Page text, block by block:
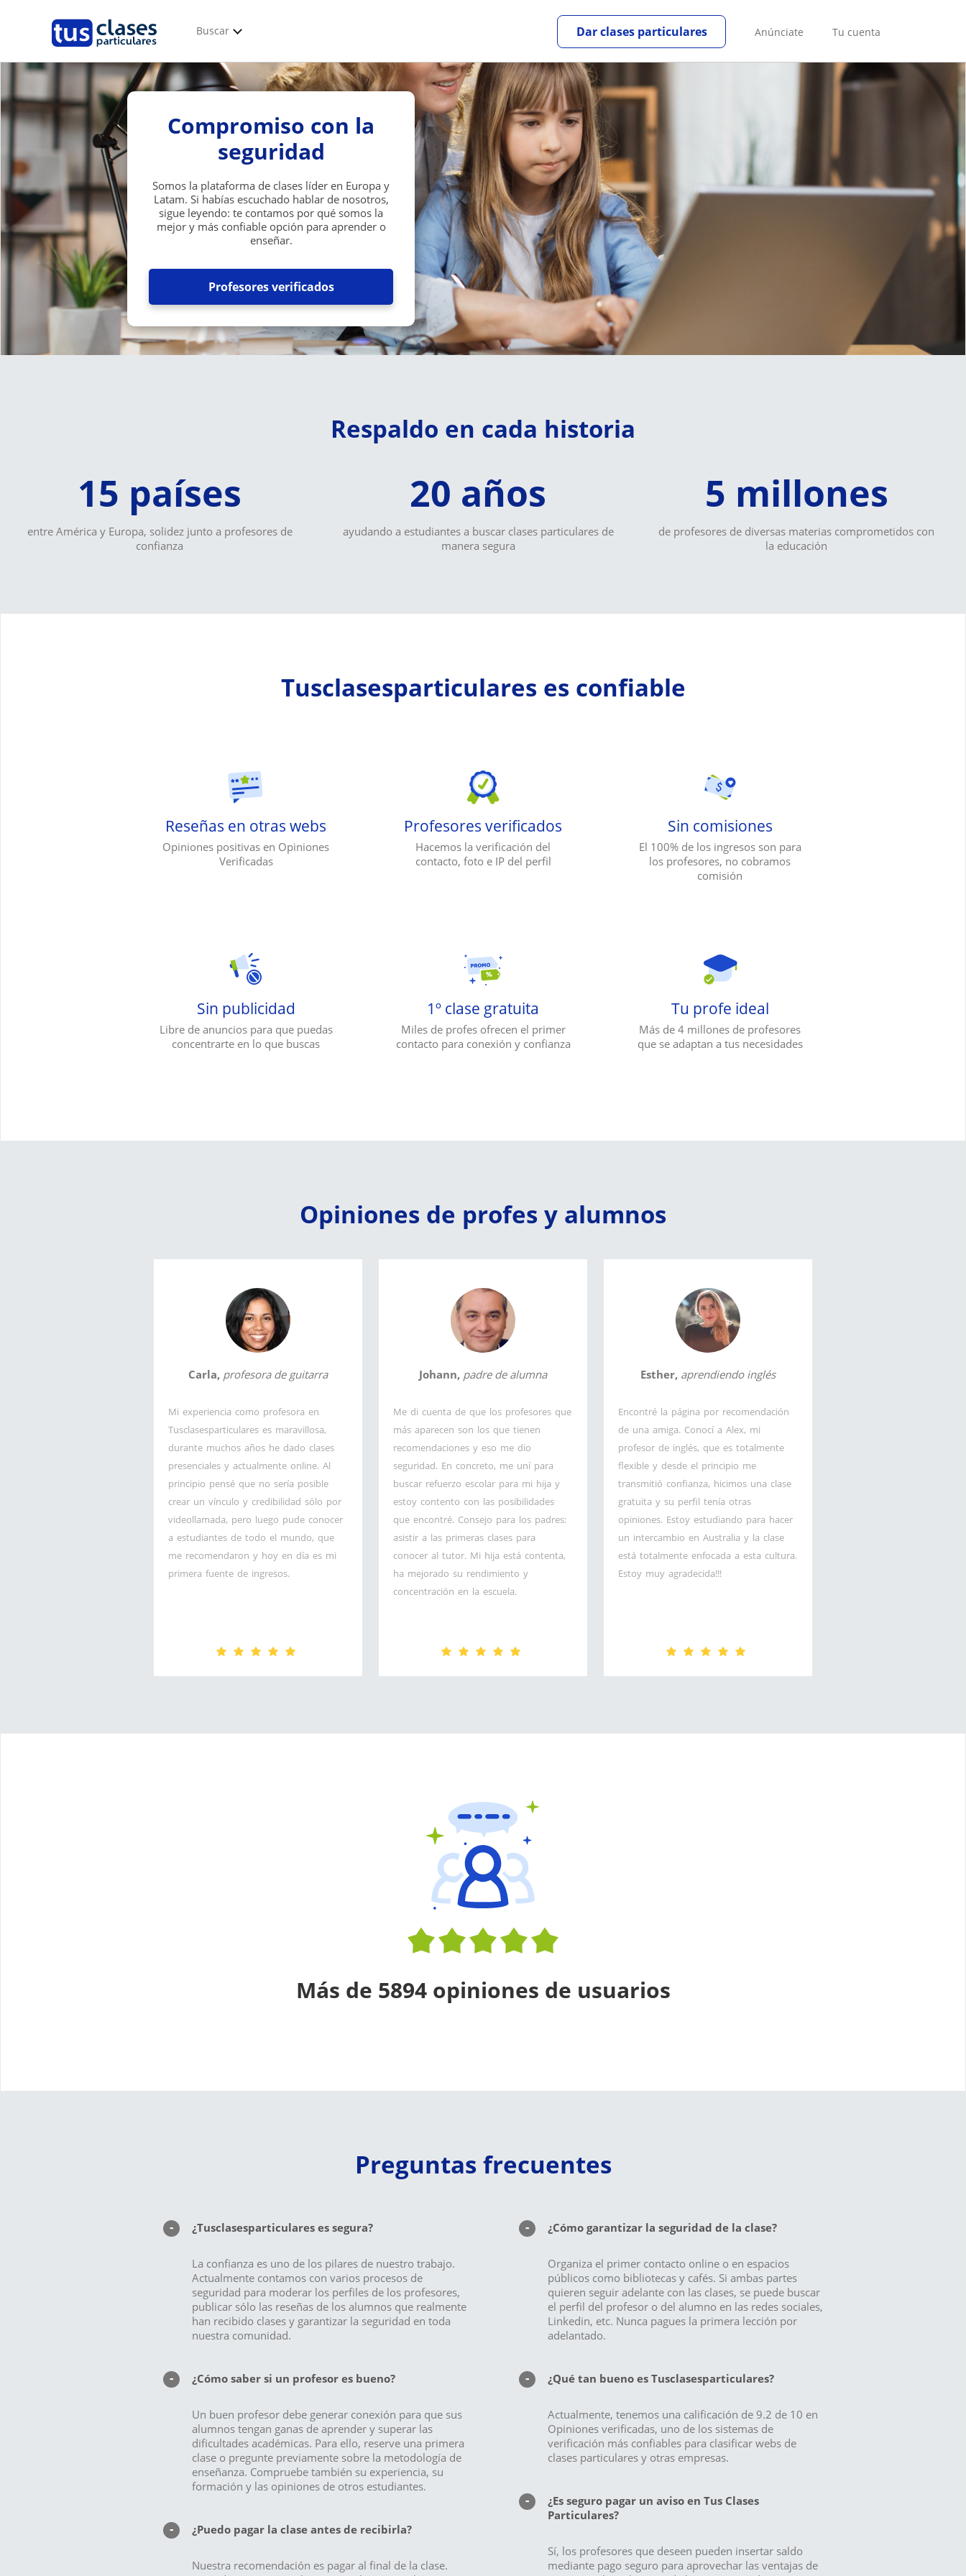
Buscar Anúnciate Tu cuenta
Dar clases particulares
Compromiso con la
seguridad
Somos la plataforma de clases líder en Europa y
Latam. Si habías escuchado hablar de nosotros,
sigue leyendo: te contamos por qué somos la
mejor y más confiable opción para aprender o
enseñar.
Profesores verificados
Respaldo en cada historia
15 países
entre América y Europa, solidez junto a profesores de
confianza
20 años
ayudando a estudiantes a buscar clases particulares de
manera segura
5 millones
de profesores de diversas materias comprometidos con
la educación
Tusclasesparticulares es confiable
Reseñas en otras webs
Opiniones positivas en Opiniones
Verificadas
Profesores verificados
Hacemos la verificación del
contacto, foto e IP del perfil
Sin comisiones
El 100% de los ingresos son para
los profesores, no cobramos
comisión
Sin publicidad
Libre de anuncios para que puedas
concentrarte en lo que buscas
1º clase gratuita
Miles de profes ofrecen el primer
contacto para conexión y confianza
Tu profe ideal
Más de 4 millones de profesores
que se adaptan a tus necesidades
Opiniones de profes y alumnos
Carla, profesora de guitarra
Mi experiencia como profesora en
Tusclasesparticulares es maravillosa,
durante muchos años he dado clases
presenciales y actualmente online. Al
principio pensé que no sería posible
crear un vínculo y credibilidad sólo por
videollamada, pero luego pude conocer
a estudiantes de todo el mundo, que
me recomendaron y hoy en día es mi
primera fuente de ingresos.
Johann, padre de alumna
Me di cuenta de que los profesores que
más aparecen son los que tienen
recomendaciones y eso me dio
seguridad. En concreto, me uní para
buscar refuerzo escolar para mi hija y
estoy contento con las posibilidades
que encontré. Consejo para los padres:
asistir a las primeras clases para
conocer al tutor. Mi hija está contenta,
ha mejorado su rendimiento y
concentración en la escuela.
Esther, aprendiendo inglés
Encontré la página por recomendación
de una amiga. Conocí a Alex, mi
profesor de inglés, que es totalmente
flexible y desde el principio me
transmitió confianza, hicimos una clase
gratuita y su perfil tenía otras
opiniones. Estoy estudiando para hacer
un intercambio en Australia y la clase
está totalmente enfocada a esta cultura.
Estoy muy agradecida!!!
Más de 5894 opiniones de usuarios
Preguntas frecuentes
¿Tusclasesparticulares es segura?
La confianza es uno de los pilares de nuestro trabajo.
Actualmente contamos con varios procesos de
seguridad para moderar los perfiles de los profesores,
publicar sólo las reseñas de los alumnos que realmente
han recibido clases y garantizar la seguridad en toda
nuestra comunidad.
¿Cómo saber si un profesor es bueno?
Un buen profesor debe generar conexión para que sus
alumnos tengan ganas de aprender y superar las
dificultades académicas. Para ello, reserve una primera
clase o pregunte previamente sobre la metodología de
enseñanza. Compruebe también su experiencia, su
formación y las opiniones de otros estudiantes.
¿Puedo pagar la clase antes de recibirla?
Nuestra recomendación es pagar al final de la clase.
¿Cómo garantizar la seguridad de la clase?
Organiza el primer contacto online o en espacios
públicos como bibliotecas y cafés. Si ambas partes
quieren seguir adelante con las clases, se puede buscar
el perfil del profesor o del alumno en las redes sociales,
Linkedin, etc. Nunca pagues la primera lección por
adelantado.
¿Qué tan bueno es Tusclasesparticulares?
Actualmente, tenemos una calificación de 9.2 de 10 en
Opiniones verificadas, uno de los sistemas de
verificación más confiables para clasificar webs de
clases particulares y otras empresas.
¿Es seguro pagar un aviso en Tus Clases
Particulares?
Sí, los profesores que deseen pueden insertar saldo
mediante pago seguro para aprovechar las ventajas de